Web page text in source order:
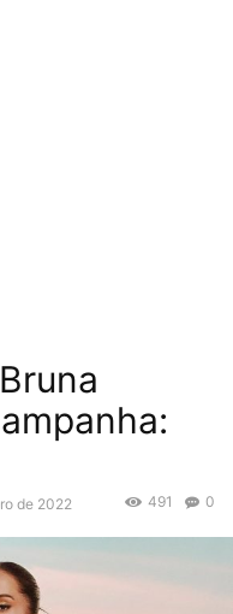
de 2022 0
491